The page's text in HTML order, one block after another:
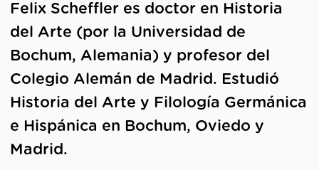
Felix Scheffler es doctor en Historia
del Arte (por la Universidad de
Bochum, Alemania) y profesor del
Colegio Alemán de Madrid. Estudió
Historia del Arte y Filología Germánica
e Hispánica en Bochum, Oviedo y
Madrid.